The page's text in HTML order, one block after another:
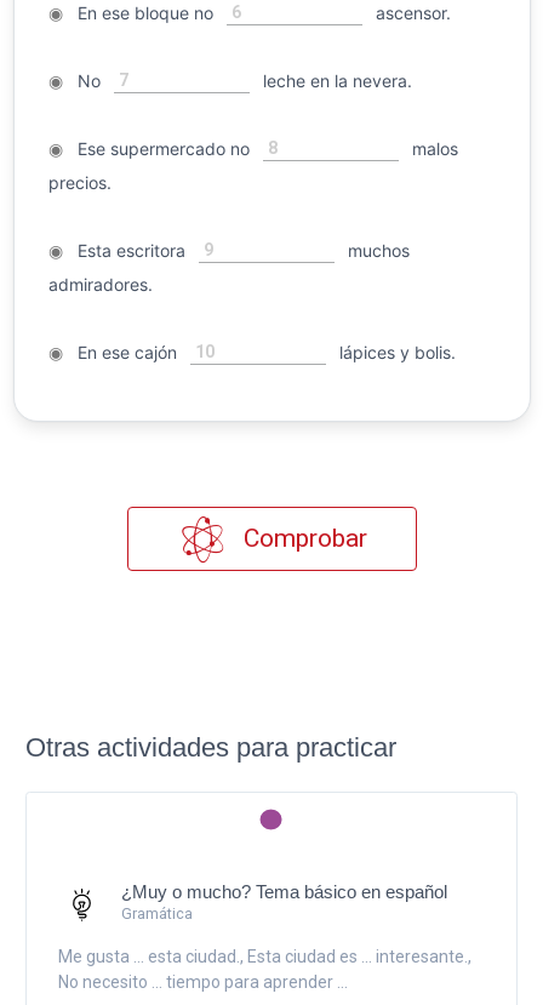
◉En ese bloque no 6 ascensor.
◉No 7 leche en la nevera.
◉Ese supermercado no 8
malos
precios.
◉Esta escritora 9
muchos
admiradores.
◉En ese cajón 10 lápices y bolis.
Comprobar
Otras actividades para practicar
¿Muy o mucho? Tema básico en español
Gramática
Me gusta ... esta ciudad., Esta ciudad es ... interesante.,
No necesito ... tiempo para aprender ...